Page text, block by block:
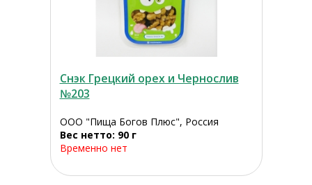
Снэк Грецкий орех и Чернослив
№203
ООО "Пища Богов Плюс", Россия
Вес нетто: 90 г
Временно нет